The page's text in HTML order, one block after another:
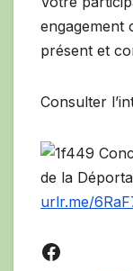
engagement
présent et
Consulter
urlr.me/
Facebook